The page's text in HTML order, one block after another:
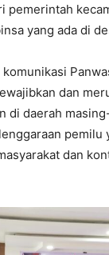
pemerintah
yang ada di
dan
di daerah
pemilu
dan